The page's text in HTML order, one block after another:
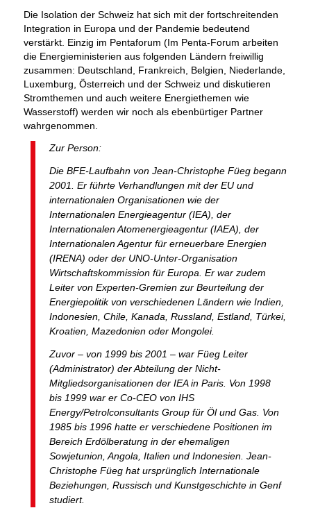
Die Isolation der Schweiz hat sich mit der fortschreitenden
Integration in Europa und der Pandemie bedeutend
verstärkt. Einzig im Pentaforum (Im Penta-Forum arbeiten
die Energieministerien aus folgenden Ländern freiwillig
zusammen: Deutschland, Frankreich, Belgien, Niederlande,
Luxemburg, Österreich und der Schweiz und diskutieren
Stromthemen und auch weitere Energiethemen wie
Wasserstoff) werden wir noch als ebenbürtiger Partner
wahrgenommen.
Zur Person:
Die BFE-Laufbahn von Jean-Christophe Füeg begann
2001. Er führte Verhandlungen mit der EU und
internationalen Organisationen wie der
Internationalen Energieagentur (IEA), der
Internationalen Atomenergieagentur (IAEA), der
Internationalen Agentur für erneuerbare Energien
(IRENA) oder der UNO-Unter-Organisation
Wirtschaftskommission für Europa. Er war zudem
Leiter von Experten-Gremien zur Beurteilung der
Energiepolitik von verschiedenen Ländern wie Indien,
Indonesien, Chile, Kanada, Russland, Estland, Türkei,
Kroatien, Mazedonien oder Mongolei.
Zuvor – von 1999 bis 2001 – war Füeg Leiter
(Administrator) der Abteilung der Nicht-
Mitgliedsorganisationen der IEA in Paris. Von 1998
bis 1999 war er Co-CEO von IHS
Energy/Petrolconsultants Group für Öl und Gas. Von
1985 bis 1996 hatte er verschiedene Positionen im
Bereich Erdölberatung in der ehemaligen
Sowjetunion, Angola, Italien und Indonesien. Jean-
Christophe Füeg hat ursprünglich Internationale
Beziehungen, Russisch und Kunstgeschichte in Genf
studiert.